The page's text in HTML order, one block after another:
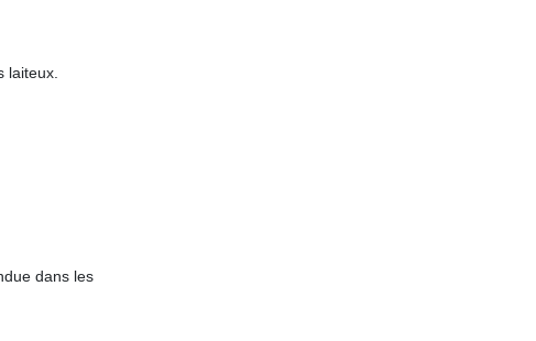
laiteux.
dans les